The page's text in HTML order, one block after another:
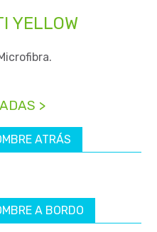
YELLOW
>
ATRÁS
A BORDO